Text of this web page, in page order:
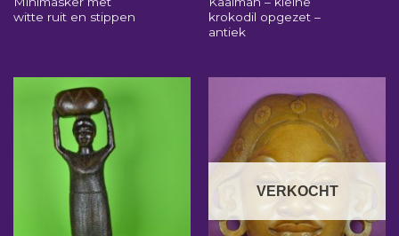
witte ruit en stippen
krokodil opgezet –
antiek
VERKOCHT